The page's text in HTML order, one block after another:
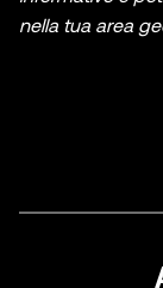
nella tua area
asset/
asset/
notevolmente.